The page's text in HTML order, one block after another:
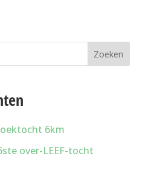
Zoeken
6km
over-LEEF-tocht